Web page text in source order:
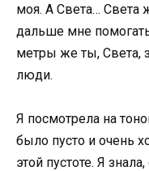
моя. А Света…
дальше мне
метры же ты, Света,
люди.
Я посмотрела на
было пусто и очень
этой пустоте. Я